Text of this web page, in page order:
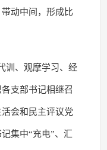
动中间，形成比
训、观摩学习、经
支部书记相继召
会和民主评议党
集中“充电”、汇